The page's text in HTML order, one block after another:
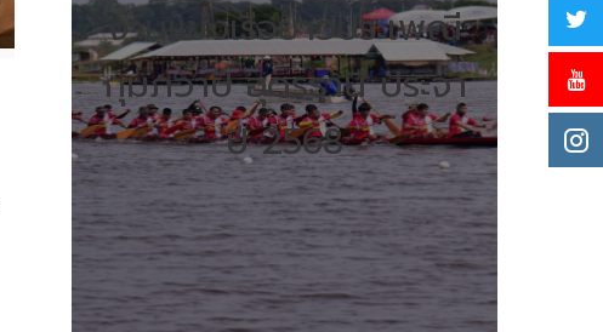
2568งานแข่งเรือยาวประเพณี
กุมภวาปี อุดรธานี ประจำ
ปี 2568